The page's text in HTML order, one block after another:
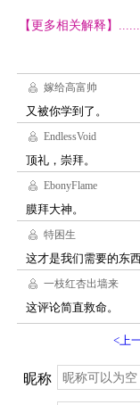
【更多相关解释】......